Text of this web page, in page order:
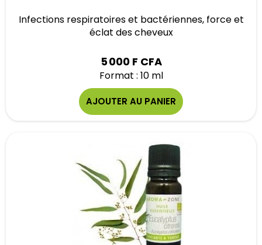
Infections respiratoires et bactériennes, force et
éclat des cheveux
5 000 F CFA
Format : 10 ml
AJOUTER AU PANIER